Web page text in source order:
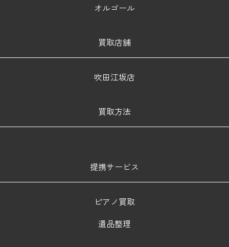
オルゴール
買取店舗
吹田江坂店
買取方法
提携サービス
ピアノ買取
遺品整理